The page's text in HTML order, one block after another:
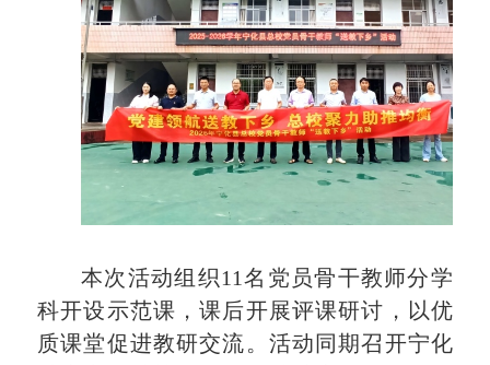
本次活动组织11名党员骨干教师分学
科开设示范课，课后开展评课研讨，以优
质课堂促进教研交流。活动同期召开宁化